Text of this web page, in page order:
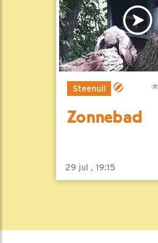
Steenuil
Zonnebad
29 jul , 19:15